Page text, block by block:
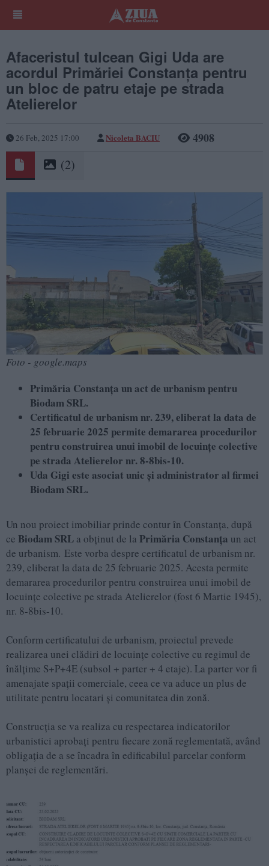
Afaceristul tulcean Gigi Uda are
acordul Primăriei Constanța pentru
un bloc de patru etaje pe strada
Atelierelor
26 Feb, 2025 17:00 Nicoleta BACIU 4908
(2)
Foto - google.maps
Primăria Constanța un act de urbanism pentru
Biodam SRL.
Certificatul de urbanism nr. 239, eliberat la data de
25 februarie 2025 permite demararea procedurilor
pentru construirea unui imobil de locuințe colective
pe strada Atelierelor nr. 8-8bis-10.
Uda Gigi este asociat unic și administrator al firmei
Biodam SRL.
Un nou proiect imobiliar prinde contur în Constanța, după
ce Biodam SRL a obținut de la Primăria Constanța un act
de urbanism. Este vorba despre certificatul de urbanism nr.
239, eliberat la data de 25 februarie 2025. Acesta permite
demararea procedurilor pentru construirea unui imobil de
locuințe colective pe strada Atelierelor (fost 6 Martie 1945),
nr. 8-8bis-10.
Conform certificatului de urbanism, proiectul prevede
realizarea unei clădiri de locuințe colective cu regimul de
înălțime S+P+4E (subsol + parter + 4 etaje). La parter vor fi
amenajate spații comerciale, ceea ce va aduce un plus de
utilitate pentru locatari și comunitatea din zonă.
Construcția se va realiza cu respectarea indicatorilor
urbanistici aprobați pentru fiecare zonă reglementată, având
obligația de a se încadra în edificabilul parcelar conform
planșei de reglementări.